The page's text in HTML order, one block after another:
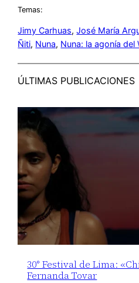
Temas:
Jimy Carhuas, José María
Ñiti, Nuna, Nuna: la agonía del
ÚLTIMAS PUBLICACIONES
30° Festival de Lima:
Fernanda Tovar